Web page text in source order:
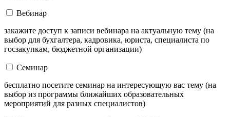
Вебинар
закажите доступ к записи вебинара на актуальную тему (на
выбор для бухгалтера, кадровика, юриста, специалиста по
госзакупкам, бюджетной организации)
Семинар
бесплатно посетите семинар на интересующую вас тему (на
выбор из программы ближайших образовательных
мероприятий для разных специалистов)